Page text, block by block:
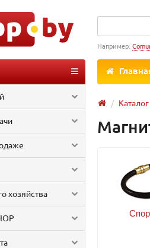
Например:
хозяйства
Каталог